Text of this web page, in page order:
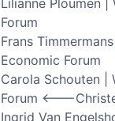
Lilianne Ploumen |
Forum
Frans
Economic Forum
Carola Schouten |
Forum <——-
Ingrid Van